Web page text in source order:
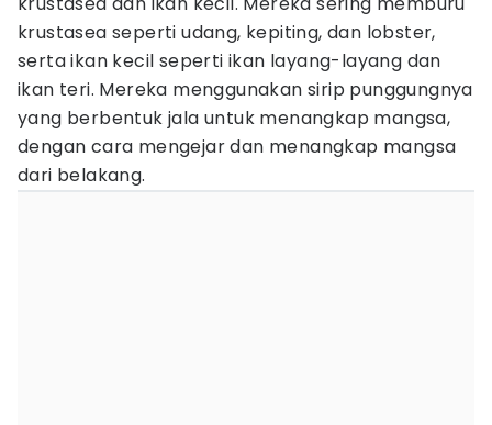
krustasea seperti udang, kepiting, dan lobster,
serta ikan kecil seperti ikan layang-layang dan
ikan teri. Mereka menggunakan sirip punggungnya
yang berbentuk jala untuk menangkap mangsa,
dengan cara mengejar dan menangkap mangsa
dari belakang.